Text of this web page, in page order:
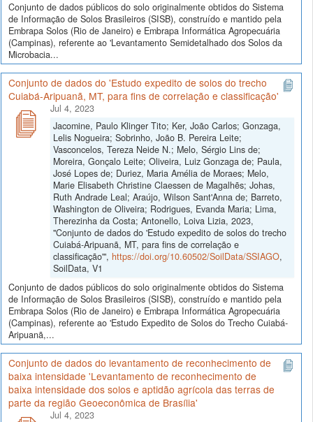
Conjunto de dados públicos do solo originalmente obtidos do Sistema
de Informação de Solos Brasileiros (SISB), construído e mantido pela
Embrapa Solos (Rio de Janeiro) e Embrapa Informática Agropecuária
(Campinas), referente ao 'Levantamento Semidetalhado dos Solos da
Microbacia...
Conjunto de dados do 'Estudo expedito de solos do trecho
Cuiabá-Aripuanã, MT, para fins de correlação e classificação'
Jul 4, 2023
Jacomine, Paulo Klinger Tito; Ker, João Carlos; Gonzaga,
Lelis Nogueira; Sobrinho, João B. Pereira Leite;
Vasconcelos, Tereza Neide N.; Melo, Sérgio Lins de;
Moreira, Gonçalo Leite; Oliveira, Luiz Gonzaga de; Paula,
José Lopes de; Duriez, Maria Amélia de Moraes; Melo,
Marie Elisabeth Christine Claessen de Magalhẽs; Johas,
Ruth Andrade Leal; Araújo, Wilson Sant'Anna de; Barreto,
Washington de Oliveira; Rodrigues, Evanda Maria; Lima,
Therezinha da Costa; Antonello, Loiva Lizia, 2023,
"Conjunto de dados do 'Estudo expedito de solos do trecho
Cuiabá-Aripuanã, MT, para fins de correlação e
classificação'", https://doi.org/10.60502/SoilData/SSIAGO,
SoilData, V1
Conjunto de dados públicos do solo originalmente obtidos do Sistema
de Informação de Solos Brasileiros (SISB), construído e mantido pela
Embrapa Solos (Rio de Janeiro) e Embrapa Informática Agropecuária
(Campinas), referente ao 'Estudo Expedito de Solos do Trecho Cuiabá-
Aripuanã,...
Conjunto de dados do levantamento de reconhecimento de
baixa intensidade 'Levantamento de reconhecimento de
baixa intensidade dos solos e aptidão agrícola das terras de
parte da região Geoeconômica de Brasília'
Jul 4, 2023